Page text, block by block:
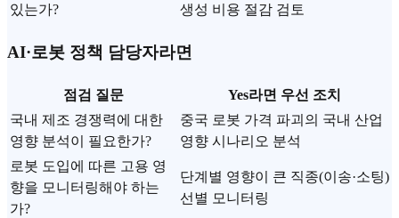
있는가?
생성 비용 절감 검토
AI·로봇 정책 담당자라면
점검 질문
Yes라면 우선 조치
국내 제조 경쟁력에 대한
영향 분석이 필요한가?
중국 로봇 가격 파괴의 국내 산업
영향 시나리오 분석
로봇 도입에 따른 고용 영
향을 모니터링해야 하는
가?
단계별 영향이 큰 직종(이송·소팅)
선별 모니터링